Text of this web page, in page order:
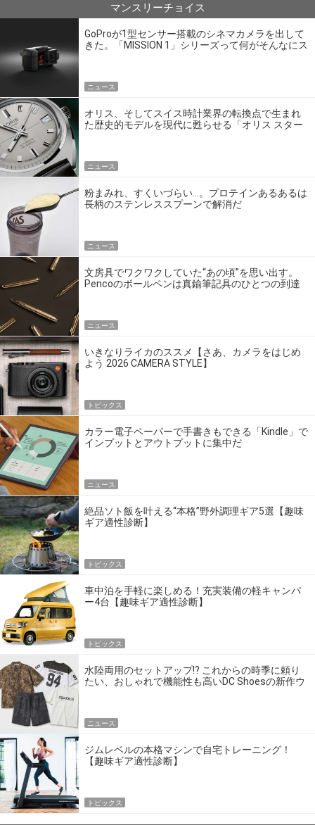
マンスリーチョイス
GoProが1型センサー搭載のシネマカメラを出して
きた。「MISSION 1」シリーズって何がそんなにス
ニュース
オリス、そしてスイス時計業界の転換点で生まれ
た歴史的モデルを現代に甦らせる「オリス スター
ニュース
粉まみれ、すくいづらい…。プロテインあるあるは
長柄のステンレススプーンで解消だ
ニュース
文房具でワクワクしていた“あの頃”を思い出す。
Pencoのボールペンは真鍮筆記具のひとつの到達
ニュース
いきなりライカのススメ【さあ、カメラをはじめ
よう 2026 CAMERA STYLE】
トピックス
カラー電子ペーパーで手書きもできる「Kindle」で
インプットとアウトプットに集中だ
ニュース
絶品ソト飯を叶える“本格”野外調理ギア5選【趣味
ギア適性診断】
トピックス
車中泊を手軽に楽しめる！充実装備の軽キャンパ
ー4台【趣味ギア適性診断】
トピックス
水陸両用のセットアップ!? これからの時季に頼り
たい、おしゃれで機能性も高いDC Shoesの新作ウ
ニュース
ジムレベルの本格マシンで自宅トレーニング！
【趣味ギア適性診断】
トピックス